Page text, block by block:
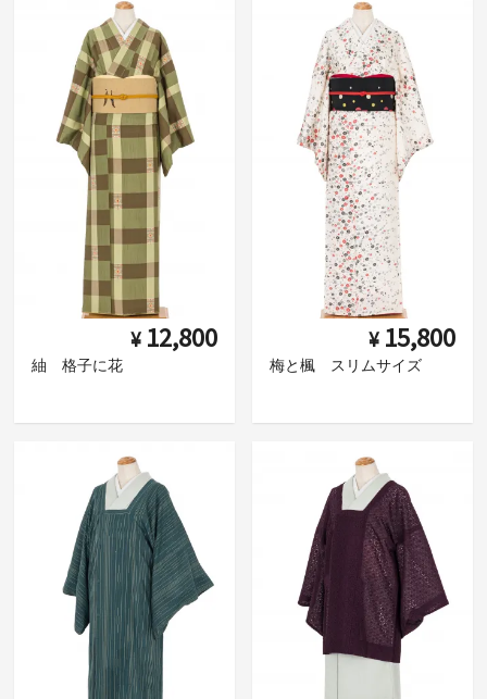
¥ 12,800
紬 格子に花
¥ 15,800
梅と楓 スリムサイズ